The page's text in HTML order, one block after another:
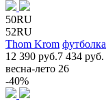
50RU
52RU
Thom Krom футболка
12 390 руб.7 434 руб.
весна-лето 26
-40%